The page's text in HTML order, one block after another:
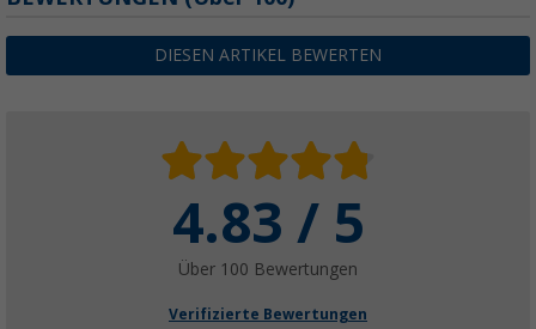
DIESEN ARTIKEL BEWERTEN
4.83 / 5
Über 100 Bewertungen
Verifizierte Bewertungen